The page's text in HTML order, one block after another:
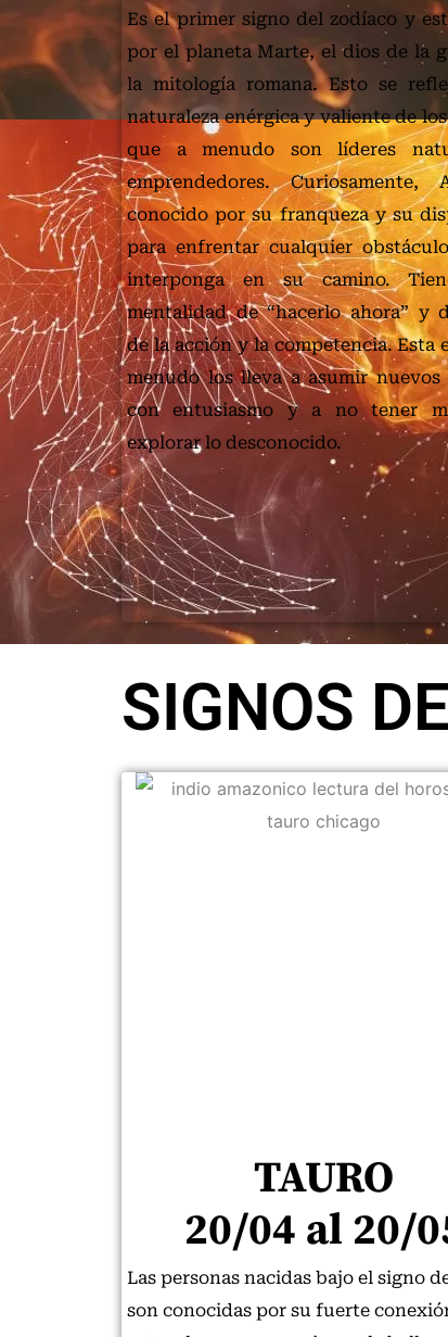
Es el primer signo del zodíaco y
por el planeta Marte, el dios de la
la mitología romana. Esto se
naturaleza enérgica y valiente de
que a menudo son líderes
emprendedores. Curiosamente,
conocido por su franqueza y su
para enfrentar cualquier
interponga en su camino.
mentalidad de “hacerlo ahora” y
de la acción y la competencia. Esta
menudo los lleva a asumir nuevos
con entusiasmo y a no tener
explorar lo desconocido.
SIGNOS
TAURO
20/04 al 20/
Las personas nacidas bajo el signo
son conocidas por su fuerte